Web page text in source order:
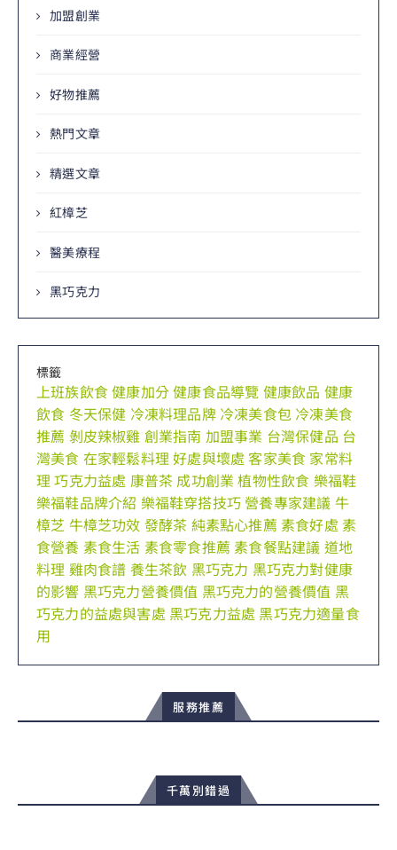
加盟創業
商業經營
好物推薦
熱門文章
精選文章
紅樟芝
醫美療程
黑巧克力
標籤
上班族飲食健康加分健康食品導覽 健康飲品 健康
飲食 冬天保健 冷凍料理品牌 冷凍美食包 冷凍美食
推薦 剝皮辣椒雞 創業指南 加盟事業 台灣保健品 台
灣美食 在家輕鬆料理好處與壞處 客家美食 家常料
理巧克力益處 康普茶 成功創業 植物性飲食 樂福鞋
樂福鞋品牌介紹 樂福鞋穿搭技巧 營養專家建議 牛
樟芝 牛樟芝功效 發酵茶 純素點心推薦 素食好處 素
食營養 素食生活 素食零食推薦 素食餐點建議 道地
料理 雞肉食譜 養生茶飲 黑巧克力 黑巧克力對健康
的影響 黑巧克力營養價值 黑巧克力的營養價值 黑
巧克力的益處與害處 黑巧克力益處 黑巧克力適量食
用
服務推薦
千萬別錯過